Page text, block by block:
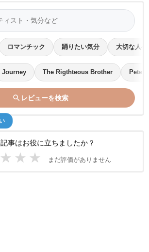
ロマンチック 踊りたい気分 大切な人へ
Journey The Rigthteous Brother Peter
search レビューを検索
事はお役に立ちましたか？
★ ★ ★ まだ評価がありません